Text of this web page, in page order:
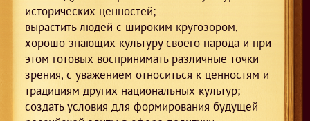
исторических ценностей;
вырастить людей с широким кругозором,
хорошо знающих культуру своего народа и при
этом готовых воспринимать различные точки
зрения, с уважением относиться к ценностям и
традициям других национальных культур;
создать условия для формирования будущей